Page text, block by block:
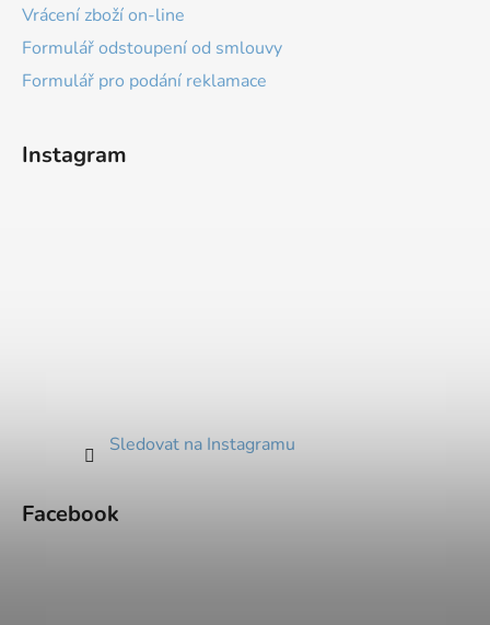
Vrácení zboží on-line
Formulář odstoupení od smlouvy
Formulář pro podání reklamace
Instagram
Sledovat na Instagramu
Facebook